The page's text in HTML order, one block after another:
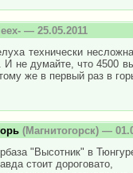
— 25.05.2011
технически
И не думайте, что 4500
же в первый раз в
(Магнитогорск) —
"Высотник" в
стоит дороговато,